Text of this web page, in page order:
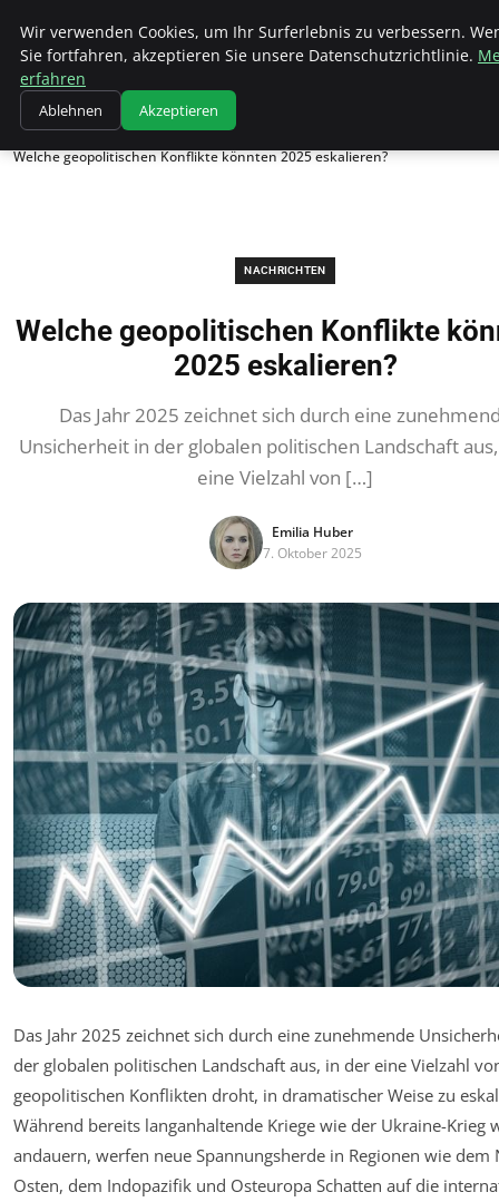
Wk Institut
Startseite
Nachrichten
Welche geopolitischen Konflikte könnten 2025 eskalieren?
NACHRICHTEN
Welche geopolitischen Konflikte
2025 eskalieren?
Das Jahr 2025 zeichnet sich durch eine
Unsicherheit in der globalen politischen Landschaft
eine Vielzahl von […]
Emilia Huber
7. Oktober 2025
Das Jahr 2025 zeichnet sich durch eine zunehmende
der globalen politischen Landschaft aus, in der eine Vielzahl
geopolitischen Konflikten droht, in dramatischer Weise zu
Während bereits langanhaltende Kriege wie der Ukraine-Krieg
andauern, werfen neue Spannungsherde in Regionen wie dem
Osten, dem Indopazifik und Osteuropa Schatten auf die
Wir verwenden Cookies, um Ihr Surferlebnis zu verbessern.
Sie fortfahren, akzeptieren Sie unsere Datenschutzrichtlinie.
erfahren
Ablehnen Akzeptieren